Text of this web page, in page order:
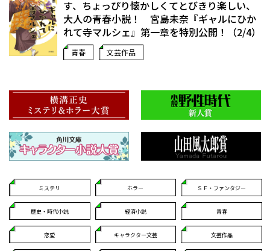
す、ちょっぴり懐かしくてとびきり楽しい、
大人の青春小説！ 宮島未奈『ギャルにひか
れて寺マルシェ』第一章を特別公開！（2/4）
青春 文芸作品
ミステリ ホラー ＳＦ・ファンタジー
歴史・時代小説 経済小説 青春
恋愛 キャラクター文芸 文芸作品